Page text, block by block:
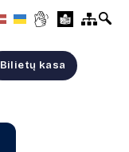
Bilietų kasa